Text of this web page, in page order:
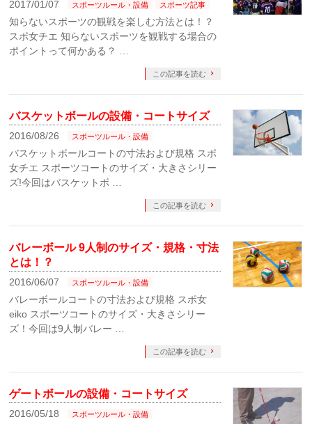
2017/01/07 スポーツルール・設備 スポーツ記事
知らないスポーツの観戦を楽しむ方法とは！？
スポ女チエ 知らないスポーツを観戦する場合の
ポイントって何かある？ …
この記事を読む
バスケットボールの設備・コートサイズ
2016/08/26 スポーツルール・設備
バスケットボールコートの寸法および規格 スポ
女チエ スポーツコートのサイズ・大きさシリー
ズ!今回はバスケットボ …
この記事を読む
バレーボール 9人制のサイズ・規格・寸法
とは！？
2016/06/07 スポーツルール・設備
バレーボールコートの寸法および規格 スポ女
eiko スポーツコートのサイズ・大きさシリー
ズ！今回は9人制バレー …
この記事を読む
ゲートボールの設備・コートサイズ
2016/05/18 スポーツルール・設備